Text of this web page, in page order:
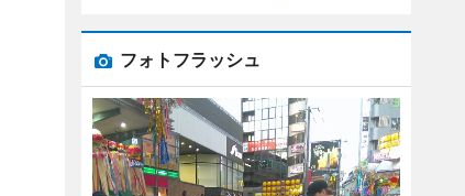
フォトフラッシュ